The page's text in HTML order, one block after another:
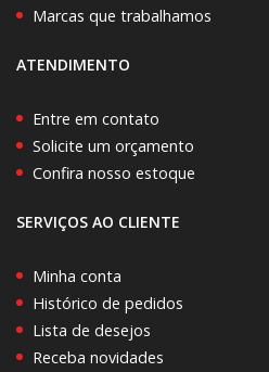
Marcas que trabalhamos
ATENDIMENTO
Entre em contato
Solicite um orçamento
Confira nosso estoque
SERVIÇOS AO CLIENTE
Minha conta
Histórico de pedidos
Lista de desejos
Receba novidades